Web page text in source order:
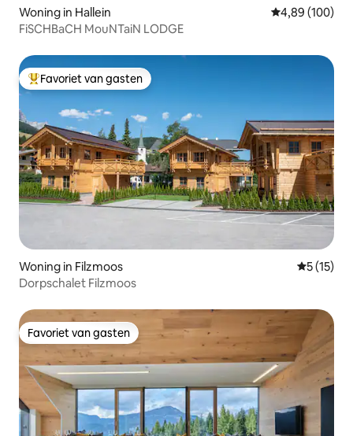
Woning in Hallein Gemiddelde
4,89 (100)
FiSCHBaCH MouNTaiN LODGE
Topfavoriet van gasten
Favoriet van gasten
Woning in Filzmoos
5 (15)
Dorpschalet Filzmoos
Favoriet van gasten
Favoriet van gasten